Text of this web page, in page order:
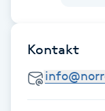
Fotmassage
Fotsvamp
Kontakt